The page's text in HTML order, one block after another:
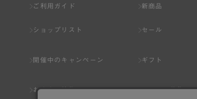
ご利用ガイド
ショップリスト
開催中のキャンペーン
おすすめ特集
新商品
セール
ギフト
スタッフ募集